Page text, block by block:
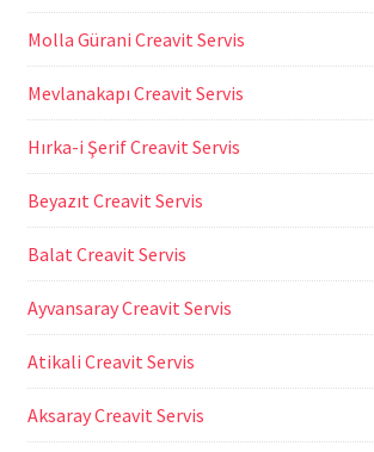
Molla Gürani Creavit Servis
Mevlanakapı Creavit Servis
Hırka-i Şerif Creavit Servis
Beyazıt Creavit Servis
Balat Creavit Servis
Ayvansaray Creavit Servis
Atikali Creavit Servis
Aksaray Creavit Servis